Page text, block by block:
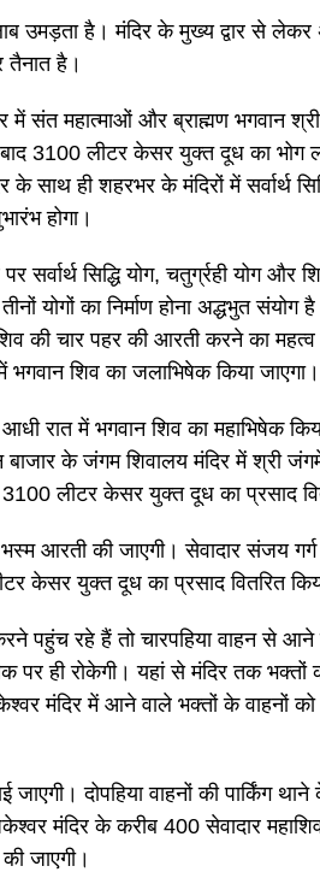
उमड़ता है। मंदिर के मुख्य द्वार से
तैनात है।
में संत महात्माओं और ब्राह्मण भगवान
3100 लीटर केसर युक्त दूध का भोग
साथ ही शहरभर के मंदिरों में सर्वार्थ
होगा।
सर्वार्थ सिद्धि योग, चतुर्ग्रही योग और
योगों का निर्माण होना अद्धभुत संयोग
की चार पहर की आरती करने का महत्व
शिव का जलाभिषेक किया जाएगा।
आधी रात में भगवान शिव का महाभिषेक
के जंगम शिवालय मंदिर में श्री
लीटर केसर युक्त दूध का प्रसाद
भस्म आरती की जाएगी। सेवादार संजय
केसर युक्त दूध का प्रसाद वितरित
करने पहुंच रहे हैं तो चारपहिया वाहन से
ही रोकेगी। यहां से मंदिर तक भक्तों
मंदिर में आने वाले भक्तों के वाहनों को
जाएगी। दोपहिया वाहनों की पार्किंग
मंदिर के करीब 400 सेवादार
जाएगी।